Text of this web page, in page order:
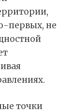
первых, не
точки